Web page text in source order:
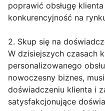
poprawić obsługę
konkurencyjność na
2. Skup się na
W dzisiejszych czasach
personalizowanego
nowoczesny biznes,
doświadczeniu klienta i
satysfakcjonujące